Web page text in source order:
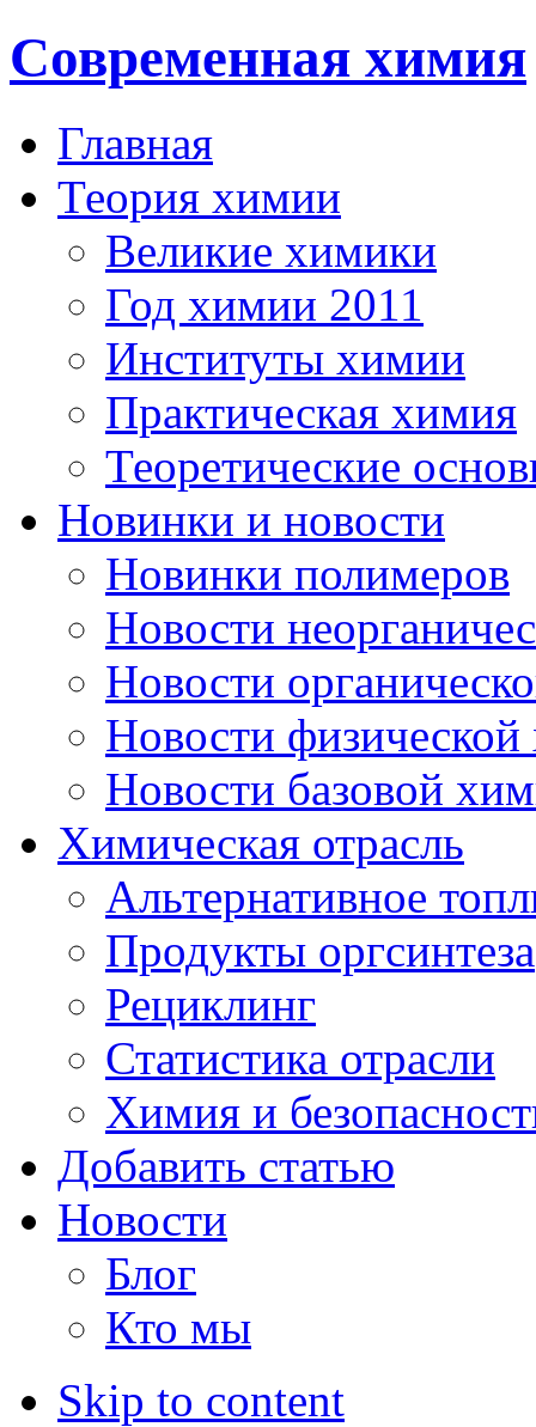
Современная химия
Главная
Теория химии
Великие химики
Год химии 2011
Институты химии
Практическая химия
Теоретические
Новинки и новости
Новинки полимеров
Новости
Новости
Новости
Новости базовой
Химическая отрасль
Альтернативное
Продукты оргсинтеза
Рециклинг
Статистика отрасли
Химия и
Добавить статью
Новости
Блог
Кто мы
Skip to content